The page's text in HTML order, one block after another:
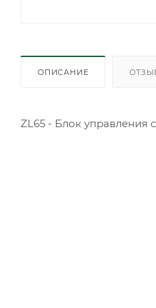
ОПИСАНИЕ
ZL65 - Блок